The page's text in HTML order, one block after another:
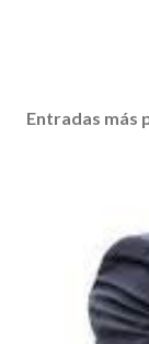
Entradas más